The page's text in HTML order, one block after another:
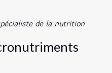
de la nutrition